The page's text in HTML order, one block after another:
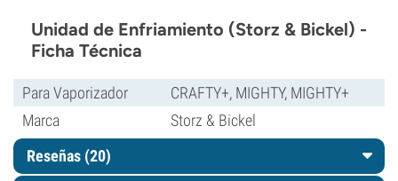
Unidad de Enfriamiento (Storz & Bickel) -
Ficha Técnica
Para Vaporizador
CRAFTY+, MIGHTY, MIGHTY+
Marca
Storz & Bickel
Reseñas (20)